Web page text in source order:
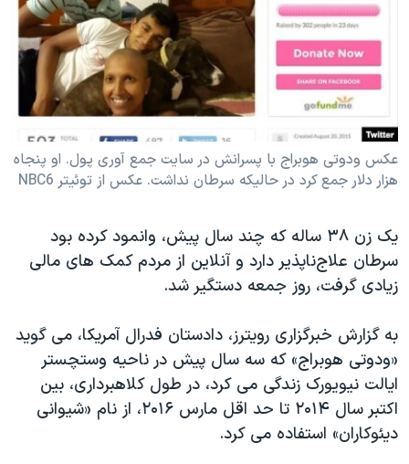
فرهنگ و زندگی
حقوق شهروندی
اقتصادی
علم و فناوری
گالری عکس
مستندها
انتخابات ریاست جمهوری آمریکا ۲۰۲۴
حمله جمهوری اسلامی به اسرائیل
رمز مهسا
اعتراضات زن، زندگی، آزادی
تریبونال مردمی آبان ۹۸
دادگاه حمید نوری
قانون شفافیت دارائی کادر رهبری ایران
اعتراضات مردمی آبان ۹۸
اسرائیل در جنگ
نرگس محمدی برنده جایزه نوبل صلح
دنبال کنید
زبانهای مختلف
عکس ودوتی هوبراج با پسرانش در سایت جمع آوری پول. او پنجاه
هزار دلار جمع کرد در حالیکه سرطان نداشت. عکس از توئیتر NBC6
یک زن ۳۸ ساله که چند سال پیش، وانمود کرده بود
سرطان علاج‌ناپذیر دارد و آنلاین از مردم کمک های مالی
زیادی گرفت، روز جمعه دستگیر شد.
به گزارش خبرگزاری رویترز، دادستان فدرال آمریکا، می گوید
«ودوتی هوبراج» که سه سال پیش در ناحیه وستچستر
ایالت نیویورک زندگی می کرد، در طول کلاهبرداری، بین
اکتبر سال ۲۰۱۴ تا حد اقل مارس ۲۰۱۶، از نام «شیوانی
دیئوکاران» استفاده می کرد.